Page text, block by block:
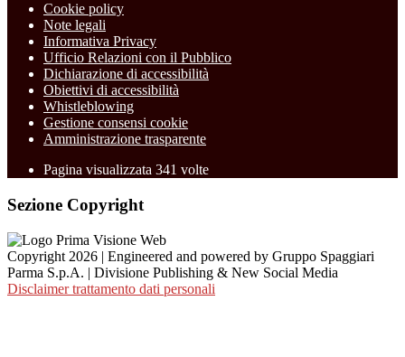
Cookie policy
Note legali
Informativa Privacy
Ufficio Relazioni con il Pubblico
Dichiarazione di accessibilità
Obiettivi di accessibilità
Whistleblowing
Gestione consensi cookie
Amministrazione trasparente
Pagina visualizzata 341 volte
Sezione Copyright
Copyright 2026 | Engineered and powered by Gruppo Spaggiari
Parma S.p.A. | Divisione Publishing & New Social Media
Disclaimer trattamento dati personali